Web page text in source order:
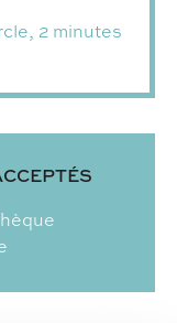
2 minutes